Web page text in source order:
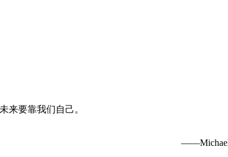
来要靠我们自己。
——Michael